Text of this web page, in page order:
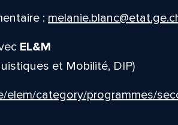
:
EL&M
et Mobilité, DIP)
elem/category/programmes/